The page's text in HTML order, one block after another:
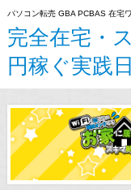
パソコン転売 GBA PCBAS 在宅
完全在宅・
円稼ぐ実践